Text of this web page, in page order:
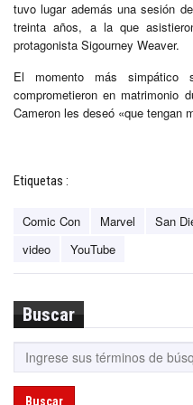
tuvo lugar además una sesión
treinta años, a la que
protagonista Sigourney Weaver.
El momento más simpático
comprometieron en matrimonio
Cameron les deseó «que tengan
Etiquetas :
Comic Con Marvel San
video
YouTube
Buscar
Buscar